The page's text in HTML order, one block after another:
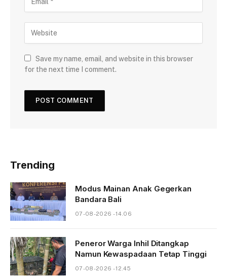
Save my name, email, and website in this browser
for the next time I comment.
Trending
Modus Mainan Anak Gegerkan
Bandara Bali
07-08-2026 - 14.06
Peneror Warga Inhil Ditangkap
Namun Kewaspadaan Tetap Tinggi
07-08-2026 - 12.45